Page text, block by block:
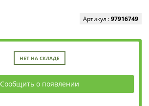
Артикул :97916749
НЕТ НА СКЛАДЕ
Сообщить о появлении